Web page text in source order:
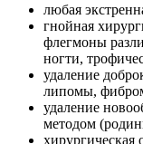
любая
гнойная
флегмоны
ногти,
удаление
липомы,
удаление
методом
хирургическая